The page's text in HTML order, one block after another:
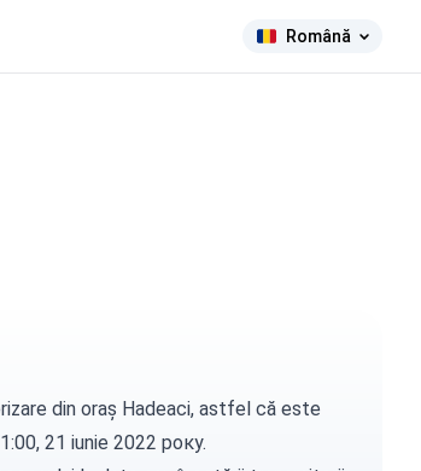
Română
din oraș Hadeaci, astfel că este
21 iunie 2022 року.